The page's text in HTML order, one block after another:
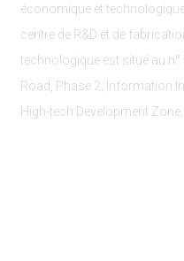
économique et
centre de R&D et de
technologique est situé au n°
Road, Phase 2, Information
High-tech Development Zone,